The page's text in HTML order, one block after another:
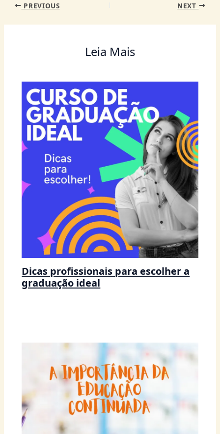
PREVIOUS NEXT
Leia Mais
Dicas profissionais para escolher a
graduação ideal